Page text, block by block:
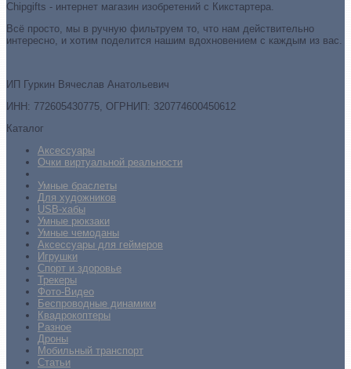
Chipgifts - интернет магазин изобретений с Кикстартера.
Всё просто, мы в ручную фильтруем то, что нам действительно
интересно, и хотим поделится нашим вдохновением с каждым из вас.
ИП Гуркин Вячеслав Анатольевич
ИНН: 772605430775, ОГРНИП: 320774600450612
Каталог
Аксессуары
Очки виртуальной реальности
Умные браслеты
Для художников
USB-хабы
Умные рюкзаки
Умные чемоданы
Аксессуары для геймеров
Игрушки
Спорт и здоровье
Трекеры
Фото-Видео
Беспроводные динамики
Квадрокоптеры
Разное
Дроны
Мобильный транспорт
Статьи